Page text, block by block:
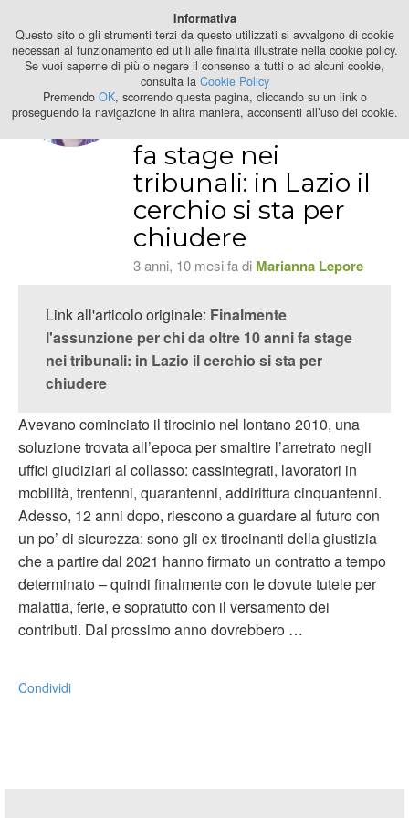
2024
Finalmente
l'assunzione per
chi da oltre 10 anni
fa stage nei
tribunali: in Lazio il
cerchio si sta per
chiudere
3 anni, 10 mesi fa di Marianna Lepore
Link all'articolo originale: Finalmente
l'assunzione per chi da oltre 10 anni fa stage
nei tribunali: in Lazio il cerchio si sta per
chiudere
Avevano cominciato il tirocinio nel lontano 2010, una
soluzione trovata all’epoca per smaltire l’arretrato negli
uffici giudiziari al collasso: cassintegrati, lavoratori in
mobilità, trentenni, quarantenni, addirittura cinquantenni.
Adesso, 12 anni dopo, riescono a guardare al futuro con
un po’ di sicurezza: sono gli ex tirocinanti della giustizia
che a partire dal 2021 hanno firmato un contratto a tempo
determinato – quindi finalmente con le dovute tutele per
malattia, ferie, e sopratutto con il versamento dei
contributi. Dal prossimo anno dovrebbero …
Condividi
Informativa
Questo sito o gli strumenti terzi da questo utilizzati si avvalgono di cookie
necessari al funzionamento ed utili alle finalità illustrate nella cookie policy.
Se vuoi saperne di più o negare il consenso a tutti o ad alcuni cookie,
consulta la Cookie Policy
Premendo OK, scorrendo questa pagina, cliccando su un link o
proseguendo la navigazione in altra maniera, acconsenti all’uso dei cookie.